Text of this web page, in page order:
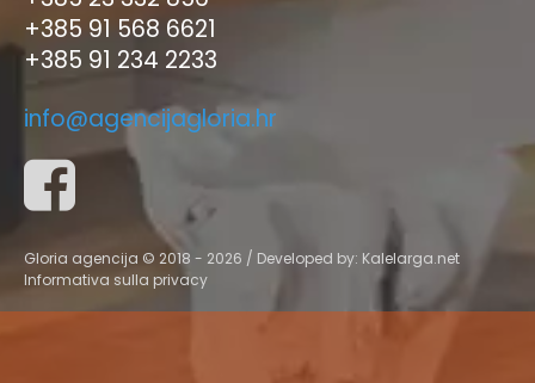
+385 91 568 6621
+385 91 234 2233
info@agencijagloria.hr
Gloria agencija © 2018 - 2026 / Developed by: Kalelarga.net
Informativa sulla privacy